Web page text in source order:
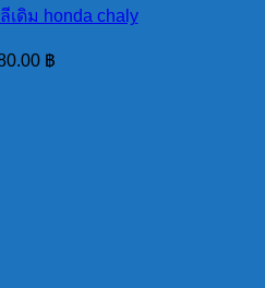
เดิม honda chaly
฿